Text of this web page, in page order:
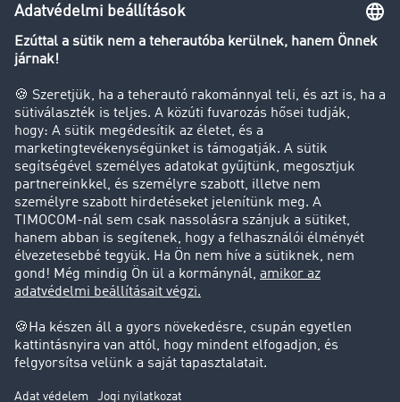
Transzportlexikon
Tehergépkocsi-forgalomkorlátozás
Cég
Sikertörténetek
Ügyfél hoz ügyfelet
Jogi információk
Impresszum
Adatvédelem
süti-beállítások